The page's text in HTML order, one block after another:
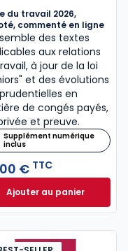
à 199,00 € TTC
du travail 2026,
commenté en ligne
des textes
aux relations
à jour de la loi
et des évolutions
en
de congés payés,
et preuve.
Supplément numérique
inclus
€ TTC
Ajouter au panier
Code du travail